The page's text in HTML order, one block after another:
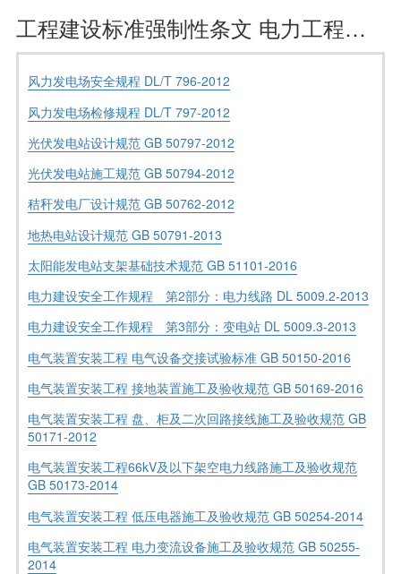
工程建设标准强制性条文 电力工程部分 风力发电工程及新能源发电工程
风力发电场安全规程 DL/T 796-2012
风力发电场检修规程 DL/T 797-2012
光伏发电站设计规范 GB 50797-2012
光伏发电站施工规范 GB 50794-2012
秸秆发电厂设计规范 GB 50762-2012
地热电站设计规范 GB 50791-2013
太阳能发电站支架基础技术规范 GB 51101-2016
电力建设安全工作规程 第2部分：电力线路 DL 5009.2-2013
电力建设安全工作规程 第3部分：变电站 DL 5009.3-2013
电气装置安装工程 电气设备交接试验标准 GB 50150-2016
电气装置安装工程 接地装置施工及验收规范 GB 50169-2016
电气装置安装工程 盘、柜及二次回路接线施工及验收规范 GB
50171-2012
电气装置安装工程66kV及以下架空电力线路施工及验收规范
GB 50173-2014
电气装置安装工程 低压电器施工及验收规范 GB 50254-2014
电气装置安装工程 电力变流设备施工及验收规范 GB 50255-
2014